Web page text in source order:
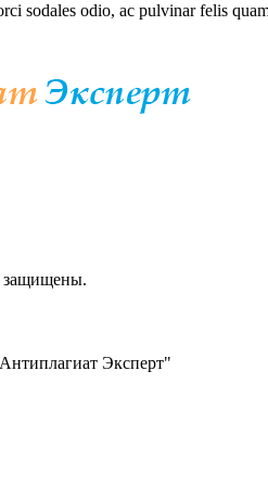
sodales odio, ac pulvinar felis
защищены.
Эксперт"